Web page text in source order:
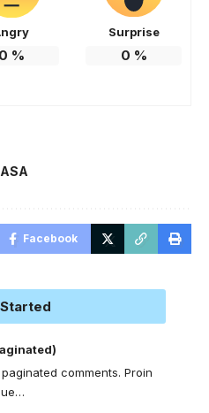
0 %
Surprise
0 %
Facebook
comments. Proin
…